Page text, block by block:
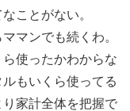
ことがない。
マンでも続くわ。
使ったかわからな
もいくら使ってる
家計全体を把握で